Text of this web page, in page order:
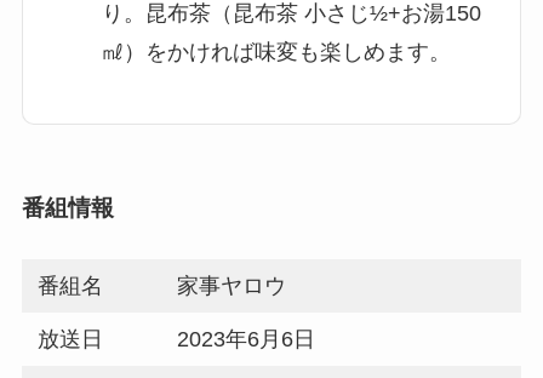
り。昆布茶（昆布茶 小さじ½+お湯150
㎖）をかければ味変も楽しめます。
番組情報
番組名 家事ヤロウ
放送日 2023年6月6日